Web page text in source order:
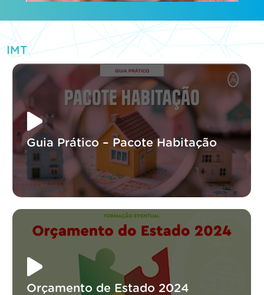
IMT
Guia Prático – Pacote Habitação
Orçamento de Estado 2024